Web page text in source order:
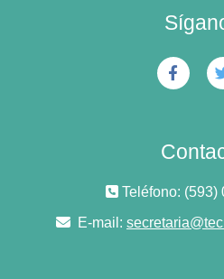
Teléfono: (593)
E-mail: